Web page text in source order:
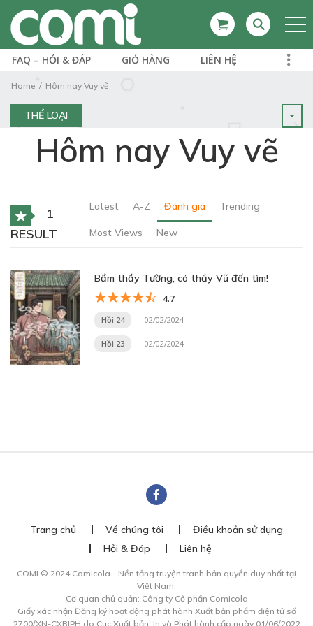
FAQ – HỎI & ĐÁP GIỎ HÀNG LIÊN HỆ
Home Hôm nay Vuy vẽ
THỂ LOẠI
Hôm nay Vuy vẽ
1
RESULT
Latest A-Z Đánh giá Trending
Most Views New
Bẩm thầy Tường, có thầy Vũ đến tìm!
4.7
Hồi 24 02/02/2024
Hồi 23 02/02/2024
Trang chủ Về chúng tôi
Điều khoản sử dụng
Hỏi & Đáp
Liên hệ
COMI © 2024 Comicola - Nền tảng truyện tranh bản quyền duy nhất tại
Việt Nam.
Cơ quan chủ quản: Công ty Cổ phần Comicola
Giấy xác nhận Đăng ký hoạt động phát hành Xuất bản phẩm điện tử số
2700/XN-CXBIPH do Cục Xuất bản, In và Phát hành cấp ngày 01/06/2022